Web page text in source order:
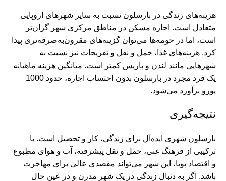
هزینه‌های زندگی در بارسلون نسبت به سایر شهرهای اروپایی
متعادل است. اجاره مسکن در مناطق مرکزی شهر گران‌تر
است، اما در حومه‌ها می‌توان گزینه‌های مقرون‌به‌صرفه‌تری پیدا
کرد. هزینه‌های غذا، حمل و نقل و تفریحات نیز نسبت به
شهرهایی مانند لندن و پاریس کمتر است. میانگین هزینه ماهیانه
یک فرد مجرد در بارسلون بدون احتساب اجاره، حدود 1000
یورو برآورد می‌شود.
نتیجه‌گیری
بارسلون شهری ایده‌آل برای زندگی، کار و تحصیل است. با
ترکیبی از فرهنگ غنی، حمل و نقل پیشرفته، آب و هوای مطبوع
و اقتصاد پویا، این شهر می‌تواند مقصدی عالی برای مهاجرت
باشد. اگر به دنبال زندگی در یک شهر مدرن و در عین حال